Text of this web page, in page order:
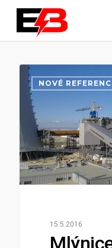
NOVÉ
15.5.2016